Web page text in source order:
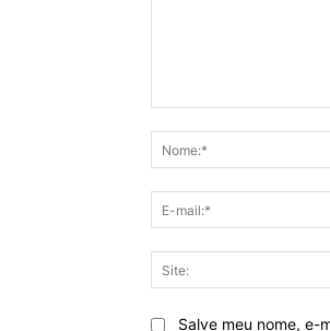
Salve meu nome, e-